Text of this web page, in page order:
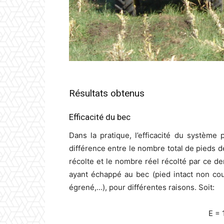
Résultats obtenus
Efficacité du bec
Dans la pratique, l’efficacité du
différence entre le nombre total de pieds
récolte et le nombre réel récolté par ce
ayant échappé au bec (pied intact non
égrené,…), pour différentes raisons. Soit:
E =